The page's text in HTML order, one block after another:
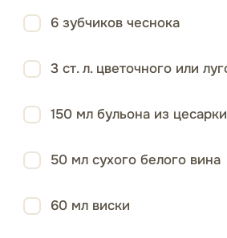
6 зубчиков чеснока
3 ст. л. цветочного или
150 мл бульона из
50 мл сухого белого вина
60 мл виски